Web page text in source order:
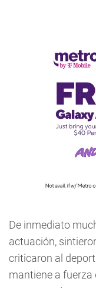
De inmediato
actuación,
criticaron al
mantiene a